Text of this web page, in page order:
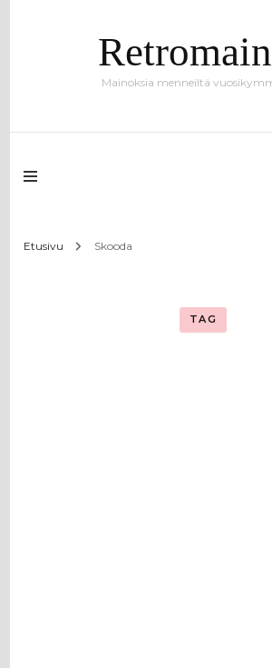
Mainoksia menneiltä
Etusivu Skooda
TAG